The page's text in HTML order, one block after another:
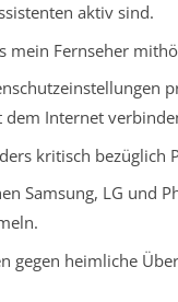
aktiv sind.
mein Fernseher
dem Internet
kritisch bezüglich
Samsung, LG und
gegen heimliche